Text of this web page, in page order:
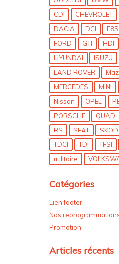
CDI
CHEVROLET
DACIA
DCI E85
FORD
GTI HDI
HYUNDAI
ISUZU
LAND ROVER
MERCEDES
MINI
Nissan
OPEL
PORSCHE
QUAD
RS
SEAT
TDCI
TDI TFSI
utilitaire
Catégories
Lien footer
Nos
Promotion
Articles récents